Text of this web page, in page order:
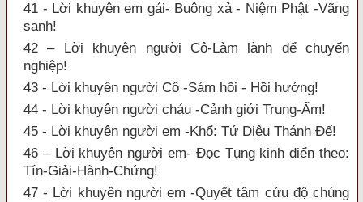
41 - Lời khuyên em gái- Buông xả - Niệm Phật -Vãng
sanh!
42 – Lời khuyên người Cô-Làm lành để chuyển
nghiệp!
43 - Lời khuyên người Cô -Sám hối - Hồi hướng!
44 - Lời khuyên người cháu -Cảnh giới Trung-Ấm!
45 - Lời khuyên người em -Khổ: Tứ Diệu Thánh Đế!
46 – Lời khuyên người em- Đọc Tụng kinh điển theo:
Tín-Giải-Hành-Chứng!
47 - Lời khuyên người em -Quyết tâm cứu độ chúng